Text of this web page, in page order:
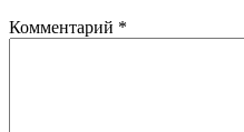
Комментарий *